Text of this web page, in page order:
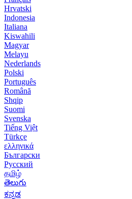
Hrvatski
Indonesia
Italiana
Kiswahili
Magyar
Melayu
Nederlands
Polski
Português
Română
Shqip
Suomi
Svenska
Tiếng Việt
Türkçe
ελληνικά
Български
Русский
தமிழ்
తెలుగు
ಕನ್ನಡ